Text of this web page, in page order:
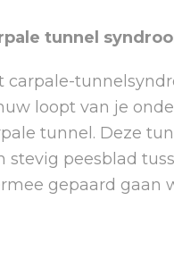
tunnel
carpale-
loopt van je
tunnel. Deze
stevig peesblad
gepaard gaan